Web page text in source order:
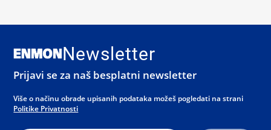
Newsletter
Prijavi se za naš besplatni newsletter
Više o načinu obrade upisanih podataka možeš pogledati na strani
Politike Privatnosti